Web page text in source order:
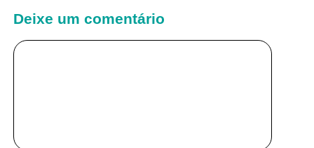
Deixe um comentário